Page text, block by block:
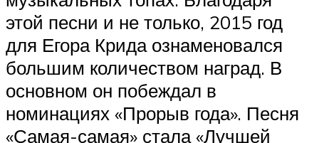
этой песни и не только, 2015 год
для Егора Крида ознаменовался
большим количеством наград. В
основном он побеждал в
номинациях «Прорыв года». Песня
«Самая-самая» стала «Лучшей